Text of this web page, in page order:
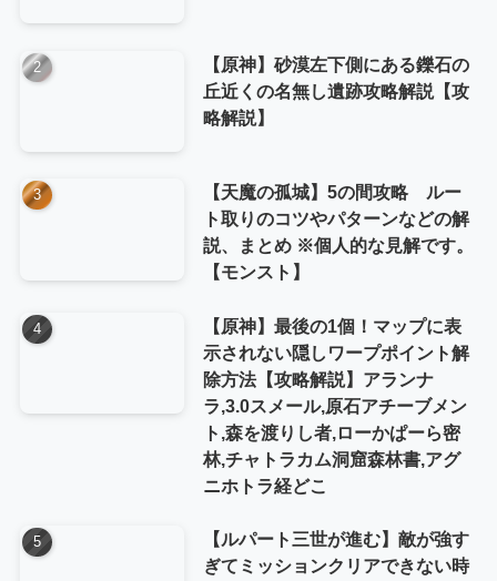
【原神】砂漠左下側にある鑠石の
丘近くの名無し遺跡攻略解説【攻
略解説】
【天魔の孤城】5の間攻略 ルー
ト取りのコツやパターンなどの解
説、まとめ ※個人的な見解です。
【モンスト】
【原神】最後の1個！マップに表
示されない隠しワープポイント解
除方法【攻略解説】アランナ
ラ,3.0スメール,原石アチーブメン
ト,森を渡りし者,ローかぱーら密
林,チャトラカム洞窟森林書,アグ
ニホトラ経どこ
【ルパート三世が進む】敵が強す
ぎてミッションクリアできない時